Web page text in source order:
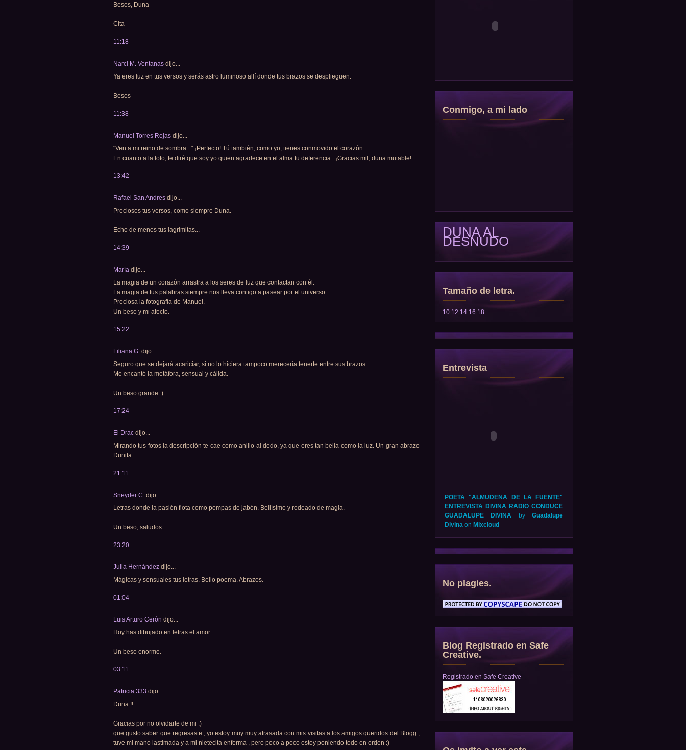
Besos, Duna
Cita
11:18
Narci M. Ventanas dijo...
Ya eres luz en tus versos y serás astro luminoso allí donde tus brazos se desplieguen.
Besos
11:38
Manuel Torres Rojas dijo...
"Ven a mi reino de sombra..." ¡Perfecto! Tú también, como yo, tienes conmovido el corazón.
En cuanto a la foto, te diré que soy yo quien agradece en el alma tu deferencia...¡Gracias mil, duna mutable!
13:42
Rafael San Andres dijo...
Preciosos tus versos, como siempre Duna.
Echo de menos tus lagrimitas...
14:39
María dijo...
La magia de un corazón arrastra a los seres de luz que contactan con él.
La magia de tus palabras siempre nos lleva contigo a pasear por el universo.
Preciosa la fotografía de Manuel.
Un beso y mi afecto.
15:22
Liliana G. dijo...
Seguro que se dejará acariciar, si no lo hiciera tampoco merecería tenerte entre sus brazos.
Me encantó la metáfora, sensual y cálida.
Un beso grande :)
17:24
El Drac dijo...
Mirando tus fotos la descripción te cae como anillo al dedo, ya que eres tan bella como la luz. Un gran abrazo
Dunita
21:11
Sneyder C. dijo...
Letras donde la pasión flota como pompas de jabón. Bellísimo y rodeado de magia.
Un beso, saludos
23:20
Julia Hernández dijo...
Mágicas y sensuales tus letras. Bello poema. Abrazos.
01:04
Luis Arturo Cerón dijo...
Hoy has dibujado en letras el amor.
Un beso enorme.
03:11
Patricia 333 dijo...
Duna !!
Gracias por no olvidarte de mi :)
que gusto saber que regresaste , yo estoy muy muy atrasada con mis visitas a los amigos queridos del Blogg ,
tuve mi mano lastimada y a mi nietecita enferma , pero poco a poco estoy poniendo todo en orden :)
Conmigo, a mi lado
DUNA AL
DESNUDO
Tamaño de letra.
10 12 14 16 18
Entrevista
POETA "ALMUDENA DE LA FUENTE"
ENTREVISTA DIVINA RADIO CONDUCE
GUADALUPE DIVINA byGuadalupe
Divina on Mixcloud
No plagies.
Blog Registrado en Safe
Creative.
Registrado en Safe Creative